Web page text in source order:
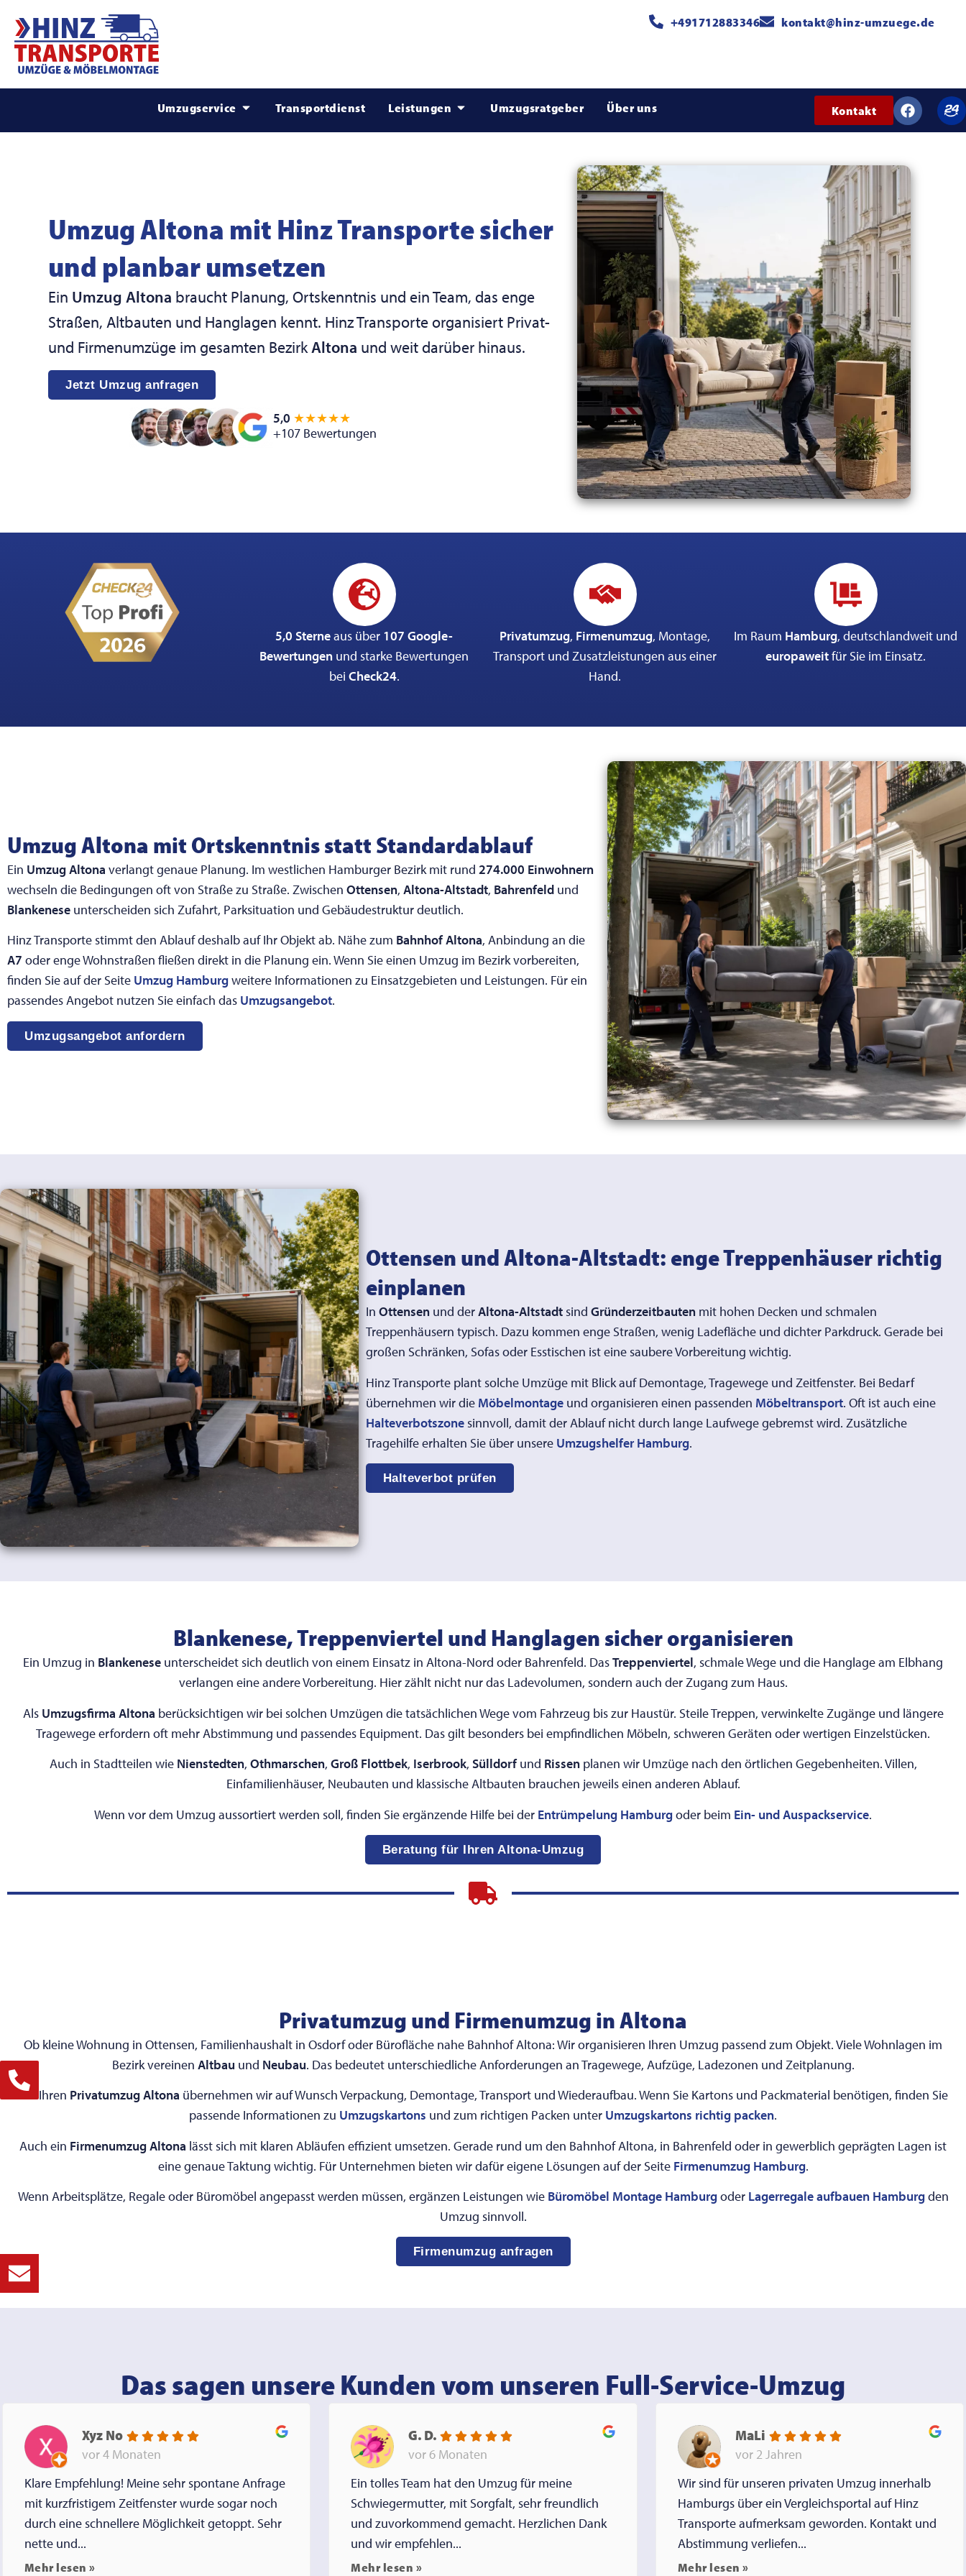
+491712883346 kontakt@hinz-umzuege.de
Umzugservice Transportdienst Leistungen Umzugsratgeber Über uns Kontakt
Umzug Altona mit Hinz Transporte sicher
und planbar umsetzen
Ein Umzug Altona braucht Planung, Ortskenntnis und ein Team, das enge
Straßen, Altbauten und Hanglagen kennt. Hinz Transporte organisiert Privat-
und Firmenumzüge im gesamten Bezirk Altona und weit darüber hinaus.
Jetzt Umzug anfragen
5,0 ★★★★★
+107 Bewertungen
5,0 Sterneaus über 107 Google-
Bewertungen und starke Bewertungen
bei Check24.
Privatumzug, Firmenumzug, Montage,
Transport und Zusatzleistungen aus einer
Hand.
Im Raum Hamburg, deutschlandweit und
europaweitfür Sie im Einsatz.
Umzug Altona mit Ortskenntnis statt Standardablauf
Ein Umzug Altona verlangt genaue Planung. Im westlichen Hamburger Bezirk mit rund 274.000 Einwohnern
wechseln die Bedingungen oft von Straße zu Straße. Zwischen Ottensen, Altona-Altstadt, Bahrenfeld und
Blankenese unterscheiden sich Zufahrt, Parksituation und Gebäudestruktur deutlich.
Hinz Transporte stimmt den Ablauf deshalb auf Ihr Objekt ab. Nähe zum Bahnhof Altona, Anbindung an die
A7 oder enge Wohnstraßen fließen direkt in die Planung ein. Wenn Sie einen Umzug im Bezirk vorbereiten,
finden Sie auf der Seite Umzug Hamburgweitere Informationen zu Einsatzgebieten und Leistungen. Für ein
passendes Angebot nutzen Sie einfach das Umzugsangebot.
Umzugsangebot anfordern
Ottensen und Altona-Altstadt: enge Treppenhäuser richtig
einplanen
In Ottensenund derAltona-Altstadtsind Gründerzeitbautenmit hohen Decken und schmalen
Treppenhäusern typisch. Dazu kommen enge Straßen, wenig Ladefläche und dichter Parkdruck. Gerade bei
großen Schränken, Sofas oder Esstischen ist eine saubere Vorbereitung wichtig.
Hinz Transporte plant solche Umzüge mit Blick auf Demontage, Tragewege und Zeitfenster. Bei Bedarf
übernehmen wir die Möbelmontageund organisieren einen passenden Möbeltransport. Oft ist auch eine
Halteverbotszonesinnvoll, damit der Ablauf nicht durch lange Laufwege gebremst wird. Zusätzliche
Tragehilfe erhalten Sie über unsere Umzugshelfer Hamburg.
Halteverbot prüfen
Blankenese, Treppenviertel und Hanglagen sicher organisieren
Ein Umzug in Blankenese unterscheidet sich deutlich von einem Einsatz in Altona-Nord oder Bahrenfeld. DasTreppenviertel, schmale Wege und die Hanglage am Elbhang
verlangen eine andere Vorbereitung. Hier zählt nicht nur das Ladevolumen, sondern auch der Zugang zum Haus.
Als Umzugsfirma Altona berücksichtigen wir bei solchen Umzügen die tatsächlichen Wege vom Fahrzeug bis zur Haustür. Steile Treppen, verwinkelte Zugänge und längere
Tragewege erfordern oft mehr Abstimmung und passendes Equipment. Das gilt besonders bei empfindlichen Möbeln, schweren Geräten oder wertigen Einzelstücken.
Auch in Stadtteilen wie Nienstedten, Othmarschen, Groß Flottbek, Iserbrook, Sülldorfund Rissenplanen wir Umzüge nach den örtlichen Gegebenheiten. Villen,
Einfamilienhäuser, Neubauten und klassische Altbauten brauchen jeweils einen anderen Ablauf.
Wenn vor dem Umzug aussortiert werden soll, finden Sie ergänzende Hilfe bei der Entrümpelung Hamburgoder beim Ein- und Auspackservice.
Beratung für Ihren Altona-Umzug
Privatumzug und Firmenumzug in Altona
Ob kleine Wohnung in Ottensen, Familienhaushalt in Osdorf oder Bürofläche nahe Bahnhof Altona: Wir organisieren Ihren Umzug passend zum Objekt. Viele Wohnlagen im
Bezirk vereinen Altbau und Neubau. Das bedeutet unterschiedliche Anforderungen an Tragewege, Aufzüge, Ladezonen und Zeitplanung.
Für Ihren Privatumzug Altona übernehmen wir auf Wunsch Verpackung, Demontage, Transport und Wiederaufbau. Wenn Sie Kartons und Packmaterial benötigen, finden Sie
passende Informationen zu Umzugskartons und zum richtigen Packen unter Umzugskartons richtig packen.
Auch ein Firmenumzug Altona lässt sich mit klaren Abläufen effizient umsetzen. Gerade rund um den Bahnhof Altona, in Bahrenfeld oder in gewerblich geprägten Lagen ist
eine genaue Taktung wichtig. Für Unternehmen bieten wir dafür eigene Lösungen auf der Seite Firmenumzug Hamburg.
Wenn Arbeitsplätze, Regale oder Büromöbel angepasst werden müssen, ergänzen Leistungen wie Büromöbel Montage Hamburgoder Lagerregale aufbauen Hamburgden
Umzug sinnvoll.
Firmenumzug anfragen
Das sagen unsere Kunden vom unseren Full-Service-Umzug
Xyz No
vor 4 Monaten
Klare Empfehlung! Meine sehr spontane Anfrage
mit kurzfristigem Zeitfenster wurde sogar noch
durch eine schnellere Möglichkeit getoppt. Sehr
nette und...
Mehr lesen »
G. D.
vor 6 Monaten
Ein tolles Team hat den Umzug für meine
Schwiegermutter, mit Sorgfalt, sehr freundlich
und zuvorkommend gemacht. Herzlichen Dank
und wir empfehlen...
Mehr lesen »
MaLi
vor 2 Jahren
Wir sind für unseren privaten Umzug innerhalb
Hamburgs über ein Vergleichsportal auf Hinz
Transporte aufmerksam geworden. Kontakt und
Abstimmung verliefen...
Mehr lesen »